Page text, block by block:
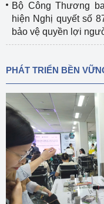
Bộ Công Thương
hiện Nghị quyết số
bảo vệ quyền lợi
PHÁT TRIỂN BỀN